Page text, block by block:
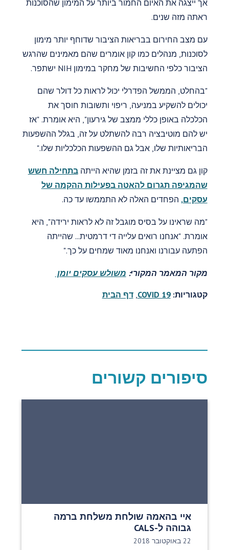
אך ייצגה את האיום החמור ביותר על המימון שהסוכנות
ראתה מזה שנים.
עם מצב החירום בבריאות הציבור שדוחף יותר מימון
לסוכנות, מנהלים כמו קון אומרים שהם מאמינים שהרגש
הציבור כלפי החשיבות של מחקר במימון NIH ישתפר.
"בהחלט, הממשל הפדרלי יכול לראות כל דולר שהם
יכולים להשקיע במניעה, ריפוי ותשובות חוסך את
הכלכלה באופן כללי ממצב של גירעון", היא אומרת. "אז
יש להם מוטיבציה רבה להשתלט על זה, בגלל ההשפעות
הבריאותיות שלו, אבל גם ההשפעות הכלכליות שלו."
קון גם מציינת את זה בזמן שהיא הייתהבתחילה חשש
שהמגיפה תגרום להאטה בפעילות ההקמה של
עסקים, הפחדים האלה לא התממשו עד כה.
"מה שראינו על בסיס מוגבל זה לא לראות ירידה", היא
אומרת. "אנחנו רואים עלייה די דרמטית... שהייתה
הפתעה עבורנו ואנחנו מאוד שמחים על כך."
מקור המאמר המקורי: משולש עסקים יומן
קטגוריות: COVID 19
,דף הבית
סיפורים קשורים
איי בהאמה שולחת משלחת ברמה
גבוהה ל-CALS
תאריך פרסום:
22 באוקטובר 2018